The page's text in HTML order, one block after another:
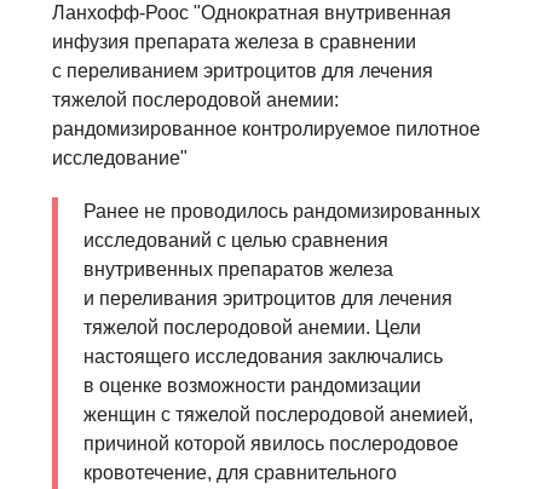
Ланхофф-Роос "Однократная внутривенная
инфузия препарата железа в сравнении
с переливанием эритроцитов для лечения
тяжелой послеродовой анемии:
рандомизированное контролируемое пилотное
исследование"
Ранее не проводилось рандомизированных
исследований с целью сравнения
внутривенных препаратов железа
и переливания эритроцитов для лечения
тяжелой послеродовой анемии. Цели
настоящего исследования заключались
в оценке возможности рандомизации
женщин с тяжелой послеродовой анемией,
причиной которой явилось послеродовое
кровотечение, для сравнительного